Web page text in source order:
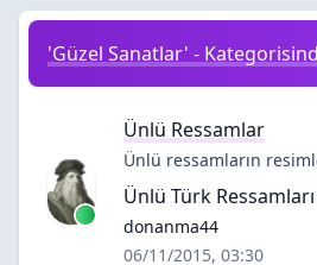
'Güzel Sanatlar' -
Ünlü Ressamlar
Yazar:
donanma44
06/11/2015, 03:30